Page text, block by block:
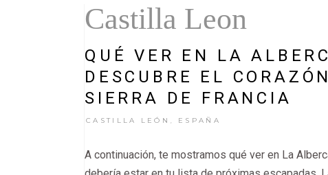
Castilla Leon
QUÉ VER EN LA
DESCUBRE EL
SIERRA DE FRANCIA
CASTILLA LEÓN ESPAÑA
A continuación, te mostramos qué ver en La